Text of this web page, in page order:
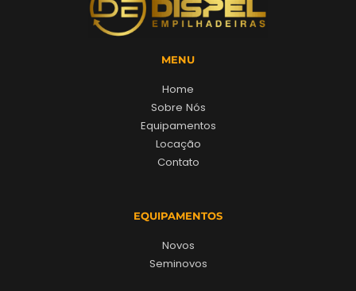
MENU
Home
Sobre Nós
Equipamentos
Locação
Contato
EQUIPAMENTOS
Novos
Seminovos